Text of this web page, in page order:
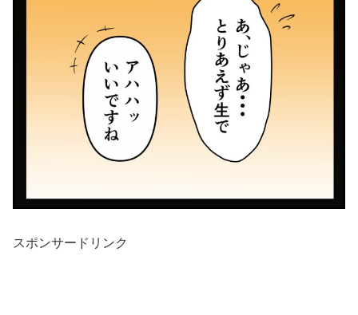
スポンサードリンク